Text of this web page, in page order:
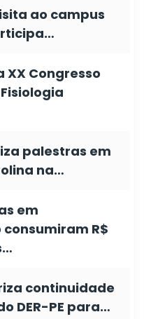
ao campus
XX Congresso
palestras em
na…
em
R$
continuidade
DER-PE para…